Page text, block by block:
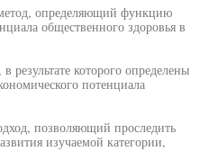
определяющий функцию
общественного здоровья в
результате которого определены
потенциала
позволяющий проследить
изучаемой категории,